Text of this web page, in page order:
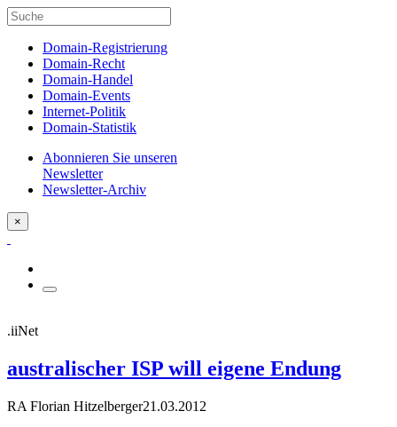
Domain-Registrierung
Domain-Recht
Domain-Handel
Domain-Events
Internet-Politik
Domain-Statistik
Abonnieren Sie unseren
Newsletter
Newsletter-Archiv
×
.iiNet
australischer ISP will eigene Endung
RA Florian Hitzelberger21.03.2012